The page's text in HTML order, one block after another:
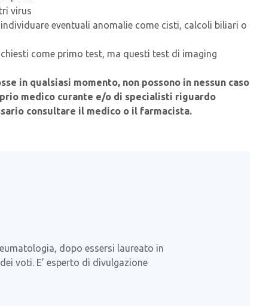
virus
eventuali anomalie come cisti, calcoli biliari o
come primo test, ma questi test di imaging
in qualsiasi momento, non possono in nessun caso
medico curante e/o di specialisti riguardo
consultare il medico o il farmacista.
dopo essersi laureato in
voti. E’ esperto di divulgazione